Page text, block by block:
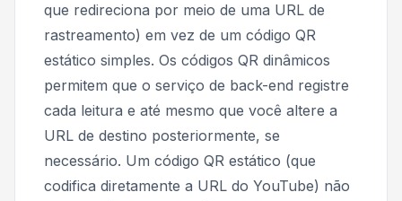
que redireciona por meio de uma URL de
rastreamento) em vez de um código QR
estático simples. Os códigos QR dinâmicos
permitem que o serviço de back-end registre
cada leitura e até mesmo que você altere a
URL de destino posteriormente, se
necessário. Um código QR estático (que
codifica diretamente a URL do YouTube) não